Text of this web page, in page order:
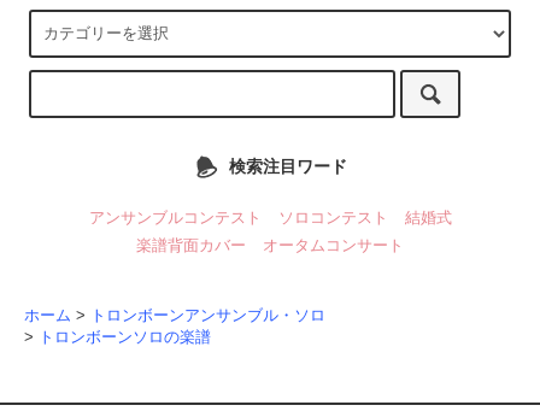
検索注目ワード
アンサンブルコンテスト ソロコンテスト
結婚式
楽譜背面カバー
オータムコンサート
ホーム >
トロンボーンアンサンブル・ソロ
>
トロンボーンソロの楽譜